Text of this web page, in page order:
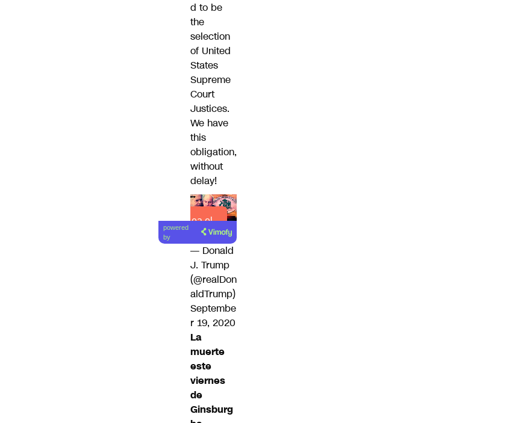
d to be
the
selection
of United
States
Supreme
Court
Justices.
We have
this
obligation,
without
delay!
Lea el
artículo
powered
by
— Donald
J. Trump
(@realDon
aldTrump)
Septembe
r 19, 2020
La
muerte
este
viernes
de
Ginsburg